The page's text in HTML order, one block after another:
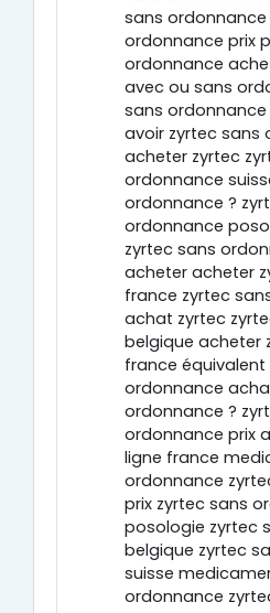
sans
ordonnance prix
ordonnance
avec ou sans
sans
avoir zyrtec sans
acheter zyrtec
ordonnance
ordonnance ?
ordonnance
zyrtec sans
acheter acheter
france zyrtec
achat zyrtec
belgique acheter
france équivalent
ordonnance
ordonnance ?
ordonnance prix
ligne france
ordonnance
prix zyrtec sans
posologie zyrtec
belgique zyrtec
suisse
ordonnance